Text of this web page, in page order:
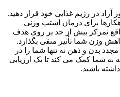
آزاد در رژیم غذایی خود قرار دهید.
برای درمان استپ وزنی
تمرکز بیش از حد بر روی هدف
وزن شما تأثیر منفی بگذارد.
بدن و ذهن نه تنها شما را در
شما کمک می کند تا یک ارزیابی
باشید.